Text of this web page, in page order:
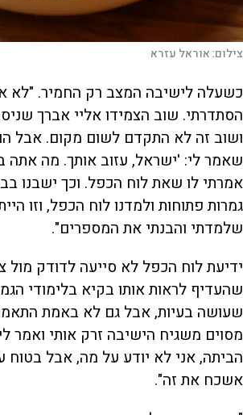
צילום:אוראל עזרא
כשעלה לישיבה המצב רק החמיר. "לא
הסתדרתי. שוב הצמידו אליי אברך
ושוב זה לא התקדם לשום מקום. אבל
שאמר לי: 'ישראל, עזוב אותך. מה אתה
אמרתי לו שאת לוח הכפל. וכך ישבנו
גמרות פתוחות ולמדנו לוח הכפל, וזו
שלמדתי והבנתי את המספרים".
ידיעת לוח הכפל לא סייעה לדודק מול
שהעדיף לראות אותו בקיא בלימודי
שעושה בעיות, אבל גם לא באמת
מסוים משגיח הישיבה זרק אותי ואמר
הביתה, אני לא יודע על מה, אבל
אשכח את זה".